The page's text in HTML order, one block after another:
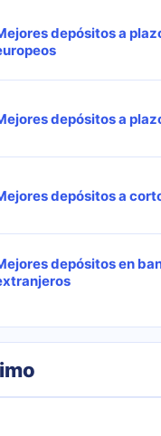
depósitos a
depósitos a
depósitos a
depósitos en